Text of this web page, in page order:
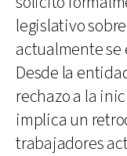
legislativo
actualmente
Desde la
rechazo a la
implica un
trabajadores